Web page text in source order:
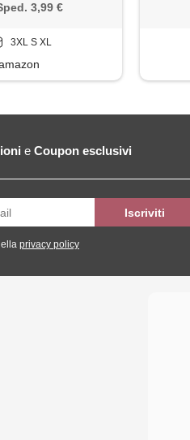
3,99 €
3XL S XL
e Coupon esclusivi
privacy policy